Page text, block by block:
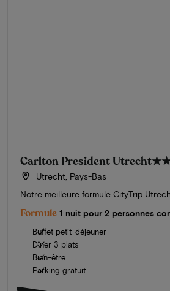
Carlton President Utrecht
Utrecht, Pays-Bas
Notre meilleure formule CityTrip
Formule 1 nuit pour 2 personnes
Buffet petit-déjeuner
Dîner 3 plats
Bien-être
Parking gratuit